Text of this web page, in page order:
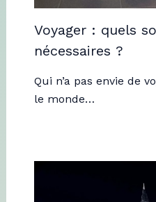
Voyager : quels
nécessaires ?
Qui n’a pas envie de
le monde…